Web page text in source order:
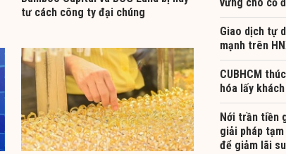
tư cách công ty đại chúng
Giao dịch tự
mạnh trên
CUBHCM
hóa lấy
Nới trần tiền
giải pháp
để giảm lãi